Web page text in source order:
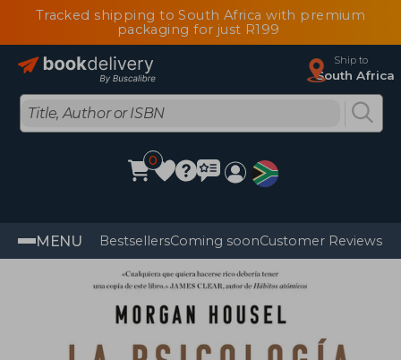
Tracked shipping to South Africa with premium
packaging for just R199
Ship to
South Africa
0
MENU BestsellersComing soonCustomer Reviews